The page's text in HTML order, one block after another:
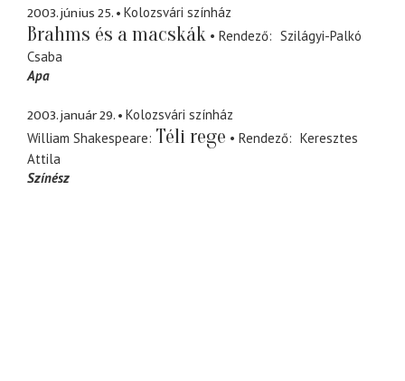
2003. június 25. Kolozsvári színház
Brahms és a macskák Rendező
Szilágyi-Palkó
Csaba
Apa
2003. január 29.
Kolozsvári színház
William Shakespeare Téli rege Rendező
Keresztes
Attila
Színész